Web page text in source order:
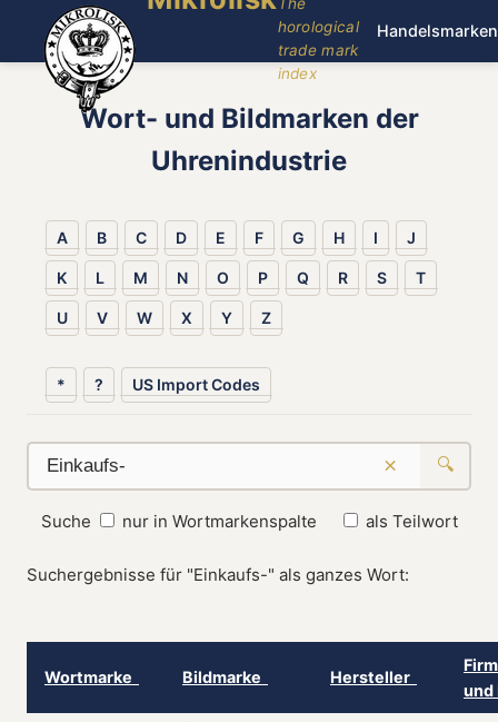
horological
trade mark
index
Handelsmarken
Wort- und Bildmarken der
Uhrenindustrie
A B C D E F G H I J
K L M N O P Q R S T
U V W X Y Z
* ? US Import Codes
× 🔍
Suche nur in Wortmarkenspalte als Teilwort
Suchergebnisse für "Einkaufs-" als ganzes Wort:
Wortmarke Bildmarke Hersteller